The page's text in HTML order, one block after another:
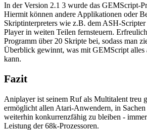
In der Version 2.1 3 wurde das GEMScript-
Hiermit können andere Applikationen oder
Skriptinterpreters wie z.B. dem ASH-
Player in weiten Teilen fernsteuern.
Programm über 20 Skripte bei, sodass man
Überblick gewinnt, was mit GEMScript alles
kann.
Fazit
Aniplayer ist seinem Ruf als Multitalent treu
ermöglicht allen Atari-Anwendern, in
weiterhin konkurrenzfähig zu bleiben -
Leistung der 68k-Prozessoren.